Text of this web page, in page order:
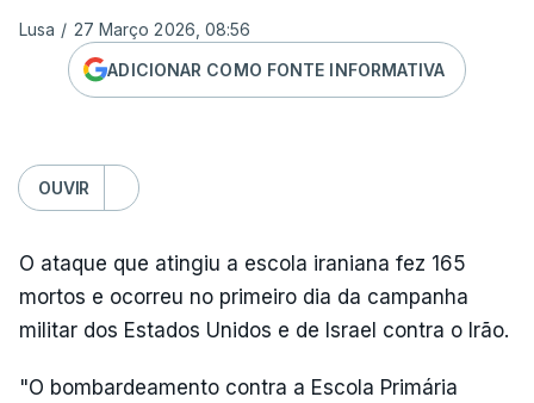
Lusa / 27 Março 2026, 08:56
ADICIONAR COMO FONTE INFORMATIVA
OUVIR
O ataque que atingiu a escola iraniana fez 165
mortos e ocorreu no primeiro dia da campanha
militar dos Estados Unidos e de Israel contra o Irão.
"O bombardeamento contra a Escola Primária